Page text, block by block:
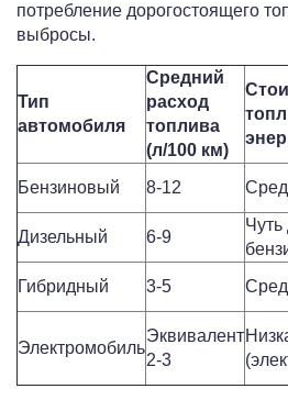
потребление дорогостоящего
выбросы.
Тип
автомобиля
Средний
расход
топлива
(л/100 км)
Бензиновый 8-12
Дизельный
6-9
Гибридный
3-5
Электромобиль
Эквивалент
2-3